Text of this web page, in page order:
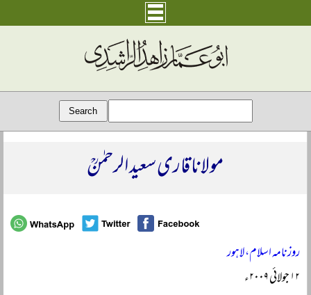
مولانا قاری سعید الرحمٰنؒ
روزنامہ اسلام، لاہور
۱۲ جولائی ۲۰۰۹ء